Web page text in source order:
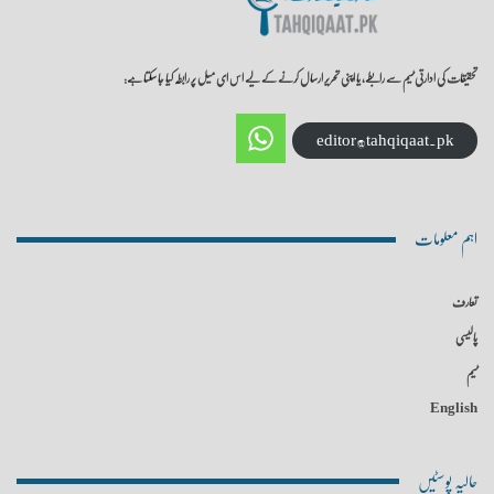
تحقیقات کی ادارتی ٹیم سے رابطے، یا اپنی تحریر ارسال کرنے کے لیے اس ای میل پر رابطہ کیا جا سکتا ہے:
editor@tahqiqaat.pk
اہم معلومات
تعارف
پالیسی
ٹیم
English
حالیہ پوسٹیں